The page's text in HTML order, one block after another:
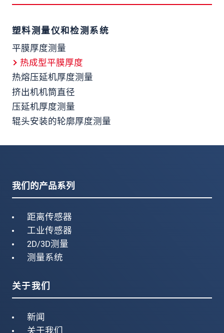
塑料测量仪和检测系统
平膜厚度测量
热成型平膜厚度
热熔压延机厚度测量
挤出机机筒直径
压延机厚度测量
辊头安装的轮廓厚度测量
我们的产品系列
距离传感器
工业传感器
2D/3D测量
测量系统
关于我们
新闻
关于我们